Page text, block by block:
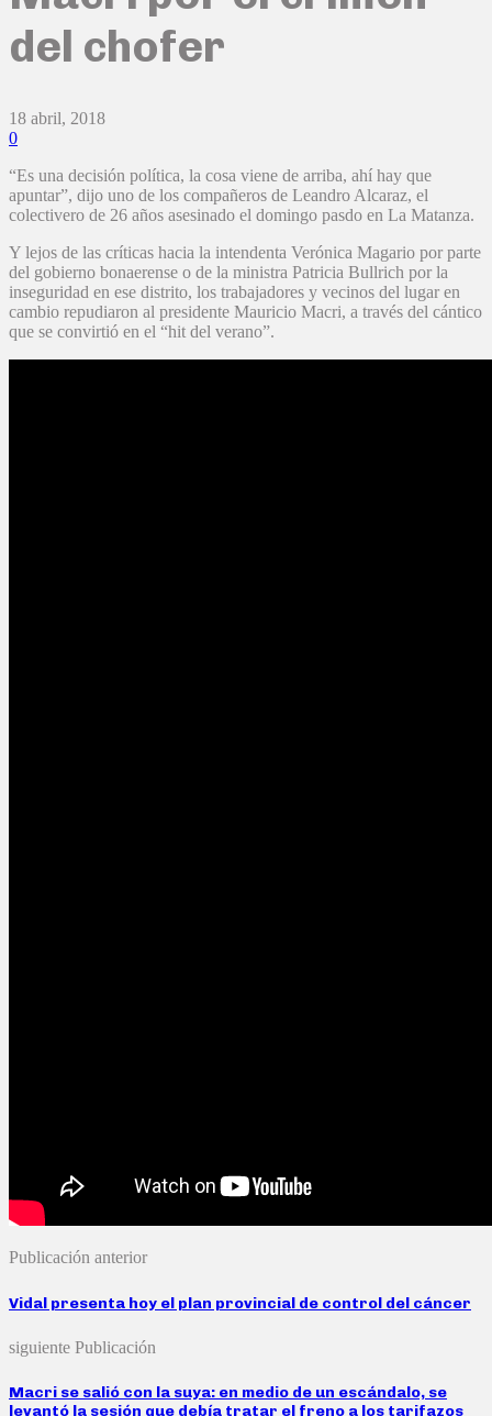
del chofer
18 abril, 2018
0
“Es una decisión política, la cosa viene de arriba, ahí hay que
apuntar”, dijo uno de los compañeros de Leandro Alcaraz, el
colectivero de 26 años asesinado el domingo pasdo en La Matanza.
Y lejos de las críticas hacia la intendenta Verónica Magario por parte
del gobierno bonaerense o de la ministra Patricia Bullrich por la
inseguridad en ese distrito, los trabajadores y vecinos del lugar en
cambio repudiaron al presidente Mauricio Macri, a través del cántico
que se convirtió en el “hit del verano”.
Publicación anterior
Vidal presenta hoy el plan provincial de control del cáncer
siguiente Publicación
Macri se salió con la suya: en medio de un escándalo, se
levantó la sesión que debía tratar el freno a los tarifazos